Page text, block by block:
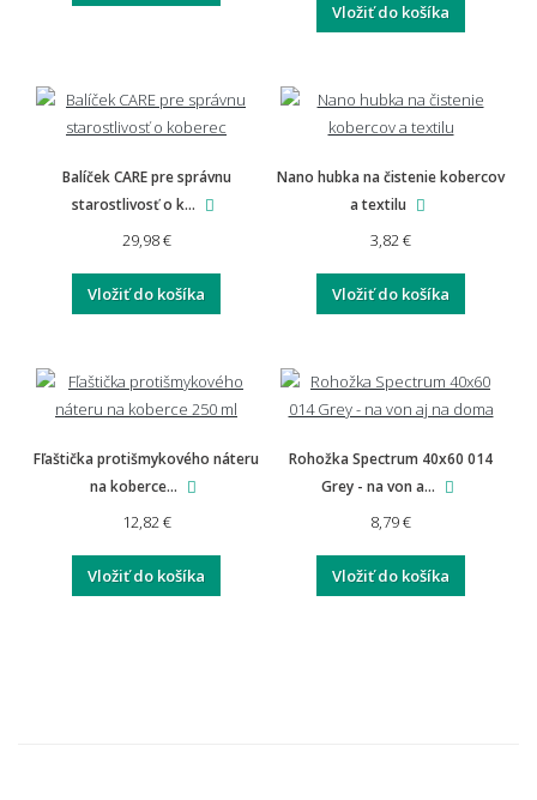
Vložiť do košíka
Balíček CARE pre správnu
starostlivosť o k...
29,98 €
Vložiť do košíka
Nano hubka na čistenie kobercov
a textilu
3,82 €
Vložiť do košíka
Fľaštička protišmykového náteru
na koberce...
12,82 €
Vložiť do košíka
Rohožka Spectrum 40x60 014
Grey - na von a...
8,79 €
Vložiť do košíka